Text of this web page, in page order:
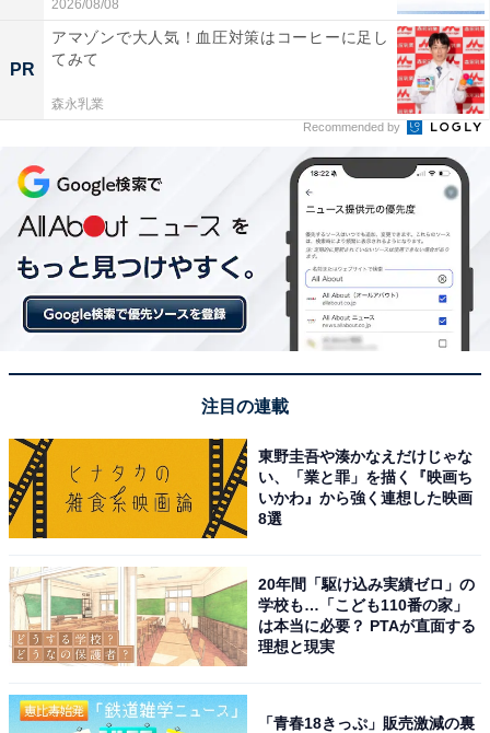
2026/08/08
PR
アマゾンで大人気！血圧対策はコーヒーに足し
てみて
森永乳業
Recommended by
注目の連載
東野圭吾や湊かなえだけじゃな
い、「業と罪」を描く『映画ち
いかわ』から強く連想した映画
8選
20年間「駆け込み実績ゼロ」の
学校も…「こども110番の家」
は本当に必要？ PTAが直面する
理想と現実
「青春18きっぷ」販売激減の裏